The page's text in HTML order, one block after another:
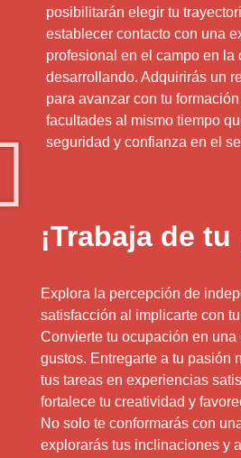
posibilitarán elegir tu
establecer contacto con una
profesional en el campo en la
desarrollando. Adquirirás un
para avanzar con tu
facultades al mismo tiempo
seguridad y confianza en el
¡Trabaja de
Explora la percepción de
satisfacción al implicarte con
Convierte tu ocupación en una
gustos. Entregarte a tu pasión
tus tareas en experiencias
fortalece tu creatividad y
No solo te conformarás con
explorarás tus inclinaciones y